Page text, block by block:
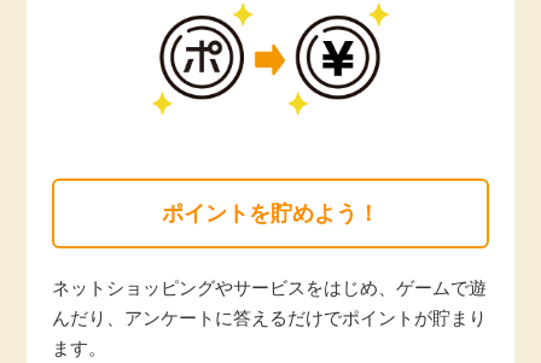
ヘルプセンター
ポイントを貯めよう！
ネットショッピングやサービスをはじめ、ゲームで遊
んだり、アンケートに答えるだけでポイントが貯まり
ます。